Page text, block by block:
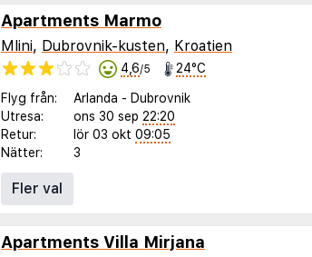
Apartments Marmo
Mlini, Dubrovnik-kusten, Kroatien
4,6/5 24°C
Flyg från: Arlanda - Dubrovnik
Utresa:
ons 30 sep 22:20
Retur:
lör 03 okt 09:05
Nätter:
3
Fler val
Apartments Villa Mirjana